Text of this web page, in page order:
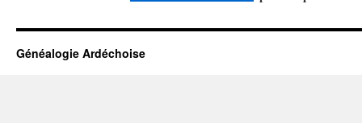
Généalogie Ardéchoise